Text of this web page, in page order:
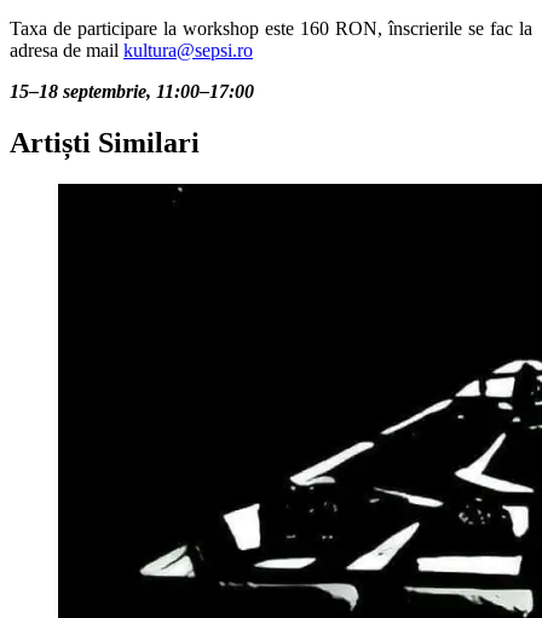
Taxa de participare la workshop este 160 RON, înscrierile se fac la
adresa de mail kultura@sepsi.ro
15–18 septembrie, 11:00–17:00
Artiști Similari